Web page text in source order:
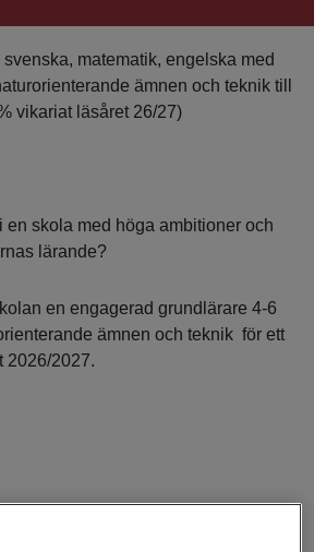
matematik, engelska med
ämnen och teknik till
vikariat läsåret 26/27)
skola med höga ambitioner och
lärande?
en engagerad grundlärare 4-6
ämnen och teknik för ett
2026/2027.